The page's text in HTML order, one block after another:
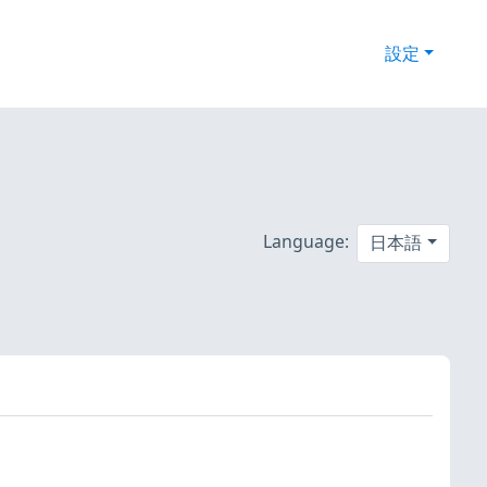
設定
Language: 日本語